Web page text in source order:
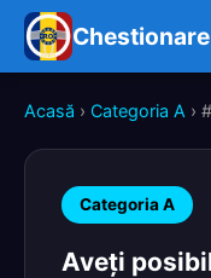
Chestionare
Acasă › Categoria A ›
Categoria A
Aveţi